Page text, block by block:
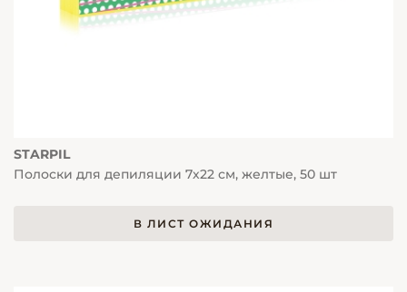
STARPIL
Полоски для депиляции 7х22 см, желтые, 50 шт
В ЛИСТ ОЖИДАНИЯ